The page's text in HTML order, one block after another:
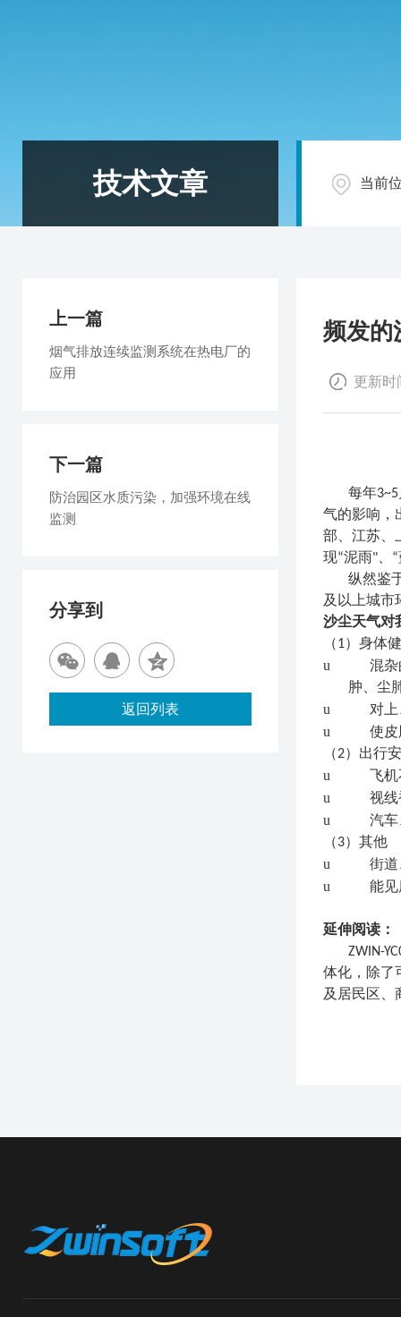
技术文章 当前
频发的
更新时
每年
气的影响，
部、江苏、
现“泥雨"、
纵然鉴
及以上城市
沙尘天气对
（ 1） 身体
u
混杂
肿、尘
u 对上
u
使皮
（2） 出行
u 飞
u 视线
u
汽车
（ 3） 其他
u 街道
u 能见
延伸阅读：
ZWIN-
体化，除了
及居民区、
上一篇
烟气排放连续监测系统在热电厂的
应用
下一篇
防治园区水质污染，加强环境在线
监测
分享到
返回列表